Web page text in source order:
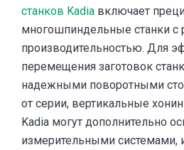
станков Kadia включает
многошпиндельные станки с
производительностью. Для
перемещения заготовок
надежными поворотными
от серии, вертикальные
Kadia могут дополнительно
измерительными системами,